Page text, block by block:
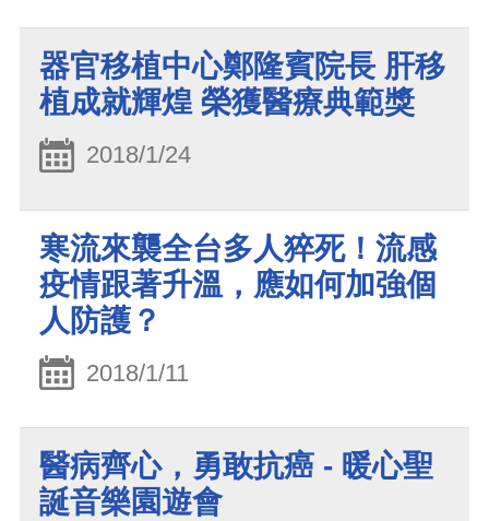
器官移植中心鄭隆賓院長 肝移
植成就輝煌 榮獲醫療典範獎
2018/1/24
寒流來襲全台多人猝死！流感
疫情跟著升溫，應如何加強個
人防護？
2018/1/11
醫病齊心，勇敢抗癌 - 暖心聖
誕音樂園遊會